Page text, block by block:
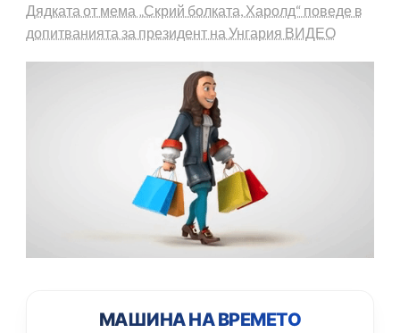
Дядката от мема „Скрий болката, Харолд“ поведе в
допитванията за президент на Унгария ВИДЕО
МАШИНА НА ВРЕМЕТО